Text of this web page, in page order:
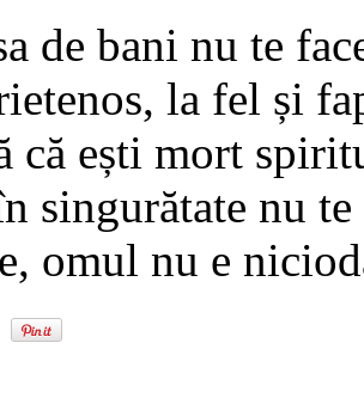
de bani nu te
la fel și
că ești mort
singurătate nu
omul nu e